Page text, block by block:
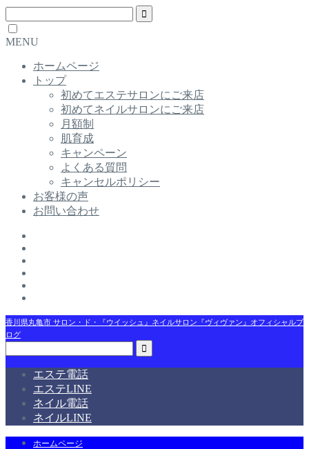
MENU
ホームページ
トップ
初めてエステサロンにご来店
初めてネイルサロンにご来店
月額制
肌育成
キャンペーン
よくある質問
キャンセルポリシー
お客様の声
お問い合わせ
香川県丸亀市 サロン・ド・『ウイッシュ』ネイルサロン『ヴィヴァン』オフィシャルブ
ログ
エステ電話
エステLINE
ネイル電話
ネイルLINE
ホームページ